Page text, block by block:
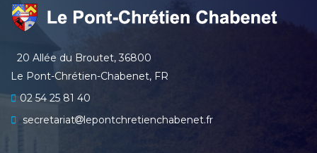
20 Allée du Broutet, 36800
Le Pont-Chrétien-Chabenet, FR
02 54 25 81 40
secretariat
lepontchretienchabenet.fr